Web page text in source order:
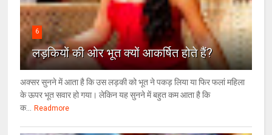
6
लड़कियों की ओर भूत क्‍यों आकर्षित होते हैं?
अक्सर सुनने में आता है कि उस लड़की को भूत ने पकड़ लिया या फिर फलां महिला
के ऊपर भूत सवार हो गया। लेकिन यह सुनने में बहुत कम आता है कि
क...
Readmore